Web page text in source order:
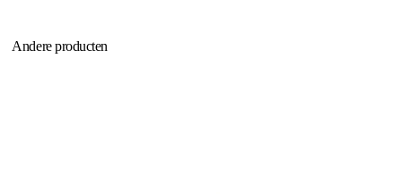
Andere producten